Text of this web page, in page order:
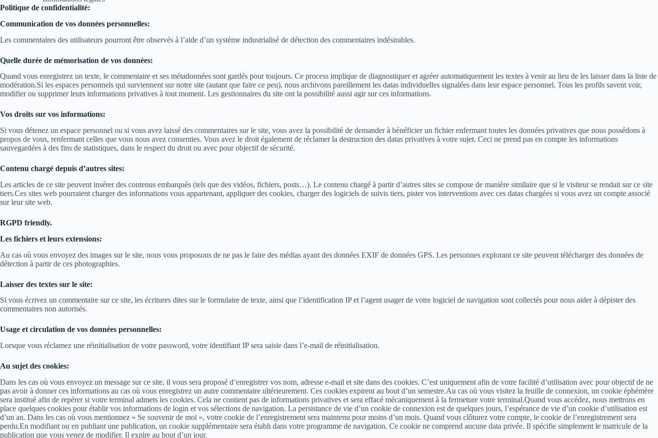
Politique de confidentialité:
Communication de vos données personnelles:
Les commentaires des utilisateurs pourront être observés à l’aide d’un système industrialisé de détection des commentaires indésirables.
Quelle durée de mémorisation de vos données:
Quand vous enregistrez un texte, le commentaire et ses métadonnées sont gardés pour toujours. Ce process implique de diagnostiquer et agréer automatiquement les textes à venir au lieu de les laisser dans la liste de
modération.Si les espaces personnels qui surviennent sur notre site (autant que faire ce peu), nous archivons pareillement les datas individuelles signalées dans leur espace personnel. Tous les profils savent voir,
modifier ou supprimer leurs informations privatives à tout moment. Les gestionnaires du site ont la possibilité aussi agir sur ces informations.
Vos droits sur vos informations:
Si vous détenez un espace personnel ou si vous avez laissé des commentaires sur le site, vous avez la possibilité de demander à bénéficier un fichier enfermant toutes les données privatives que nous possédons à
propos de vous, renfermant celles que vous nous avez consenties. Vous avez le droit également de réclamer la destruction des datas privatives à votre sujet. Ceci ne prend pas en compte les informations
sauvegardées à des fins de statistiques, dans le respect du droit ou avec pour objectif de sécurité.
Contenu chargé depuis d’autres sites:
Les articles de ce site peuvent insérer des contenus embarqués (tels que des vidéos, fichiers, posts…). Le contenu chargé à partir d’autres sites se compose de manière similaire que si le visiteur se rendait sur ce site
tiers.Ces sites web pourraient charger des informations vous appartenant, appliquer des cookies, charger des logiciels de suivis tiers, pister vos interventions avec ces datas chargées si vous avez un compte associé
sur leur site web.
RGPD friendly.
Les fichiers et leurs extensions:
Au cas où vous envoyez des images sur le site, nous vous proposons de ne pas le faire des médias ayant des données EXIF de données GPS. Les personnes explorant ce site peuvent télécharger des données de
détection à partir de ces photographies.
Laisser des textes sur le site:
Si vous écrivez un commentaire sur ce site, les écritures dites sur le formulaire de texte, ainsi que l’identification IP et l’agent usager de votre logiciel de navigation sont collectés pour nous aider à dépister des
commentaires non autorisés.
Usage et circulation de vos données personnelles:
Lorsque vous réclamez une réinitialisation de votre password, votre identifiant IP sera saisie dans l’e-mail de réinitialisation.
Au sujet des cookies:
Dans les cas où vous envoyez un message sur ce site, il vous sera proposé d’enregistrer vos nom, adresse e-mail et site dans des cookies. C’est uniquement afin de votre facilité d’utilisation avec pour objectif de ne
pas avoir à donner ces informations au cas où vous enregistrez un autre commentaire ultérieurement. Ces cookies expirent au bout d’un semestre.Au cas où vous visitez la feuille de connexion, un cookie éphémère
sera institué afin de repérer si votre terminal admets les cookies. Cela ne contient pas de informations privatives et sera effacé mécaniquement à la fermeture votre terminal.Quand vous accédez, nous mettrons en
place quelques cookies pour établir vos informations de login et vos sélections de navigation. La persistance de vie d’un cookie de connexion est de quelques jours, l’espérance de vie d’un cookie d’utilisation est
d’un an. Dans les cas où vous mentionnez « Se souvenir de moi », votre cookie de l’enregistrement sera maintenu pour moins d’un mois. Quand vous clôturez votre compte, le cookie de l’enregistrement sera
perdu.En modifiant ou en publiant une publication, un cookie supplémentaire sera établi dans votre programme de navigation. Ce cookie ne comprend aucune data privée. Il spécifie simplement le matricule de la
publication que vous venez de modifier. Il expire au bout d’un jour.